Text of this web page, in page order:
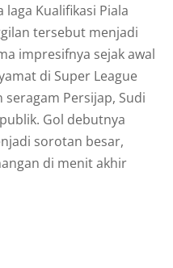
Kualifikasi Piala
tersebut menjadi
impresifnya sejak awal
di Super League
seragam Persijap, Sudi
Gol debutnya
sorotan besar,
di menit akhir